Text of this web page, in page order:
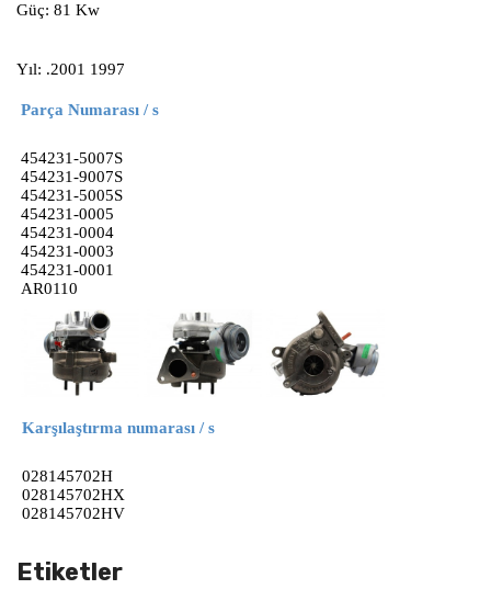
Güç: 81 Kw
Yıl: .2001 1997
Parça Numarası / s
454231-5007S
454231-9007S
454231-5005S
454231-0005
454231-0004
454231-0003
454231-0001
AR0110
Karşılaştırma numarası / s
028145702H
028145702HX
028145702HV
Etiketler